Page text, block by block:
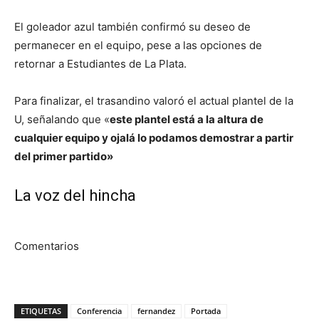
El goleador azul también confirmó su deseo de
permanecer en el equipo, pese a las opciones de
retornar a Estudiantes de La Plata.
Para finalizar, el trasandino valoró el actual plantel de la
U, señalando que «este plantel está a la altura de
cualquier equipo y ojalá lo podamos demostrar a partir
del primer partido»
La voz del hincha
Comentarios
ETIQUETAS Conferencia fernandez Portada